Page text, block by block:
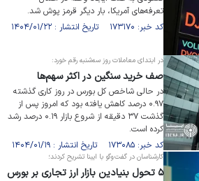
تعرفه‌های آمریکا، بار دیگر قرمز پوش شد.
کد خبر: ۱۷۳۱۷۰ تاریخ انتشار : ۱۴۰۴/۰۱/۲۲
در ابتدای معاملات روز سه‌شنبه رقم خورد:
صف خرید سنگین در اکثر سهم‌ها
در حالی شاخص کل بورس در روز کاری گذشته
۰.۹۷ درصد کاهش یافته بود که امروز پس از
گذشت ۳۷ دقیقه از شروع بازار ۰.۱۹ درصد رشد
کرده است.
کد خبر: ۱۷۳۰۸۵ تاریخ انتشار : ۱۴۰۴/۰۱/۱۹
کارشناسان در گفت‌و‌گو با ایبنا تشریح کردند؛
۵ تحول بنیادین بازار ارز تجاری بر بورس